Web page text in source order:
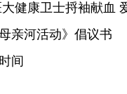
健康卫士捋袖献血
亲河活动》倡议书
间